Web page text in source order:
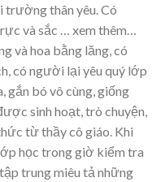
trường thân yêu. Có
và sắc
… xem thêm…
và hoa bằng lăng, có
có người lại yêu quý lớp
gắn bó vô cùng, giống
sinh hoạt, trò chuyện,
từ thầy cô giáo. Khi
học trong giờ kiểm tra
trung miêu tả những